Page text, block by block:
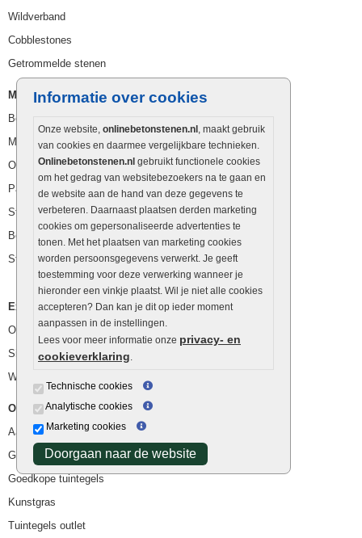
Informatie over cookies
Onze website, onlinebetonstenen.nl , maakt gebruik
van cookies en daarmee vergelijkbare technieken.
Onlinebetonstenen.nl gebruikt functionele cookies
om het gedrag van websitebezoekers na te gaan en
de website aan de hand van deze gegevens te
verbeteren. Daarnaast plaatsen derden marketing
cookies om gepersonaliseerde advertenties te
tonen. Met het plaatsen van marketing cookies
worden persoonsgegevens verwerkt. Je geeft
toestemming voor deze verwerking wanneer je
hieronder een vinkje plaatst. Wil je niet alle cookies
accepteren? Dan kan je dit op ieder moment
aanpassen in de instellingen.
Lees voor meer informatie onze privacy- en
cookieverklaring.
Technische cookies
Analytische cookies
Marketing cookies
Doorgaan naar de website
Wildverband
Cobblestones
Getrommelde stenen
Muurelementen
Betonbielzen
Muurstenen
Opsluitbanden
Palissaden
Stapelblokken
Betonblokken
Stapelstenen
Extra benodigdheden
Ophoogzand
Siergrind en siersplit
Waterafvoer
Overig
Aanbiedingen
Goedkope bestrating
Goedkope tuintegels
Kunstgras
Tuintegels outlet